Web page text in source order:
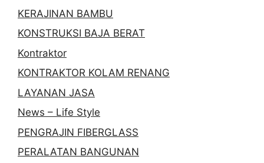
KERAJINAN BAMBU
KONSTRUKSI BAJA BERAT
Kontraktor
KONTRAKTOR KOLAM RENANG
LAYANAN JASA
News – Life Style
PENGRAJIN FIBERGLASS
PERALATAN BANGUNAN